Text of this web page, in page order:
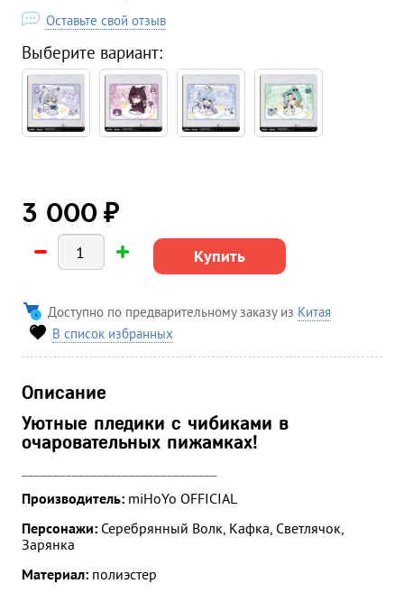
Оставьте свой отзыв
Выберите вариант:
3 000 ₽
Купить
Доступно по предварительному заказу из Китая
В список избранных
Описание
Уютные пледики с чибиками в
очаровательных пижамках!
Производитель: miHoYo OFFICIAL
Персонажи: Серебрянный Волк, Кафка, Светлячок,
Зарянка
Материал: полиэстер